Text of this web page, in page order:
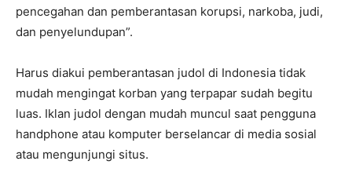
pencegahan dan pemberantasan korupsi, narkoba, judi,
dan penyelundupan”.
Harus diakui pemberantasan judol di Indonesia tidak
mudah mengingat korban yang terpapar sudah begitu
luas. Iklan judol dengan mudah muncul saat pengguna
handphone atau komputer berselancar di media sosial
atau mengunjungi situs.